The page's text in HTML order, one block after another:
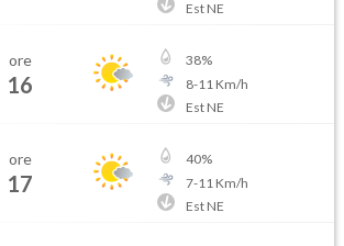
Est NE
ore
16
38%
8-11 Km/h
Est NE
ore
17
40%
7-11 Km/h
Est NE